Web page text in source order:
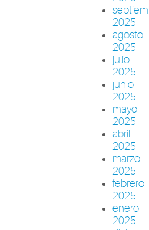
2025
agosto
2025
julio
2025
junio
2025
mayo
2025
abril
2025
marzo
2025
febrero
2025
enero
2025